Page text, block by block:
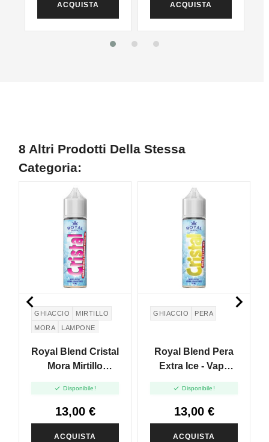
ACQUISTA ACQUISTA
8 Altri Prodotti Della Stessa
Categoria:
GHIACCIO
MIRTILLO
MORA
LAMPONE
Royal Blend Cristal
Mora Mirtillo
- Vape Shot 10ml
 Disponibile!
13,00 €
ACQUISTA
GHIACCIO PERA
Royal Blend Pera
Extra Ice - Vape
 Disponibile!
13,00 €
ACQUISTA
 